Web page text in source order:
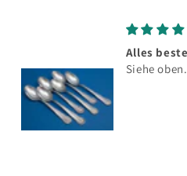
Alles
Siehe oben.